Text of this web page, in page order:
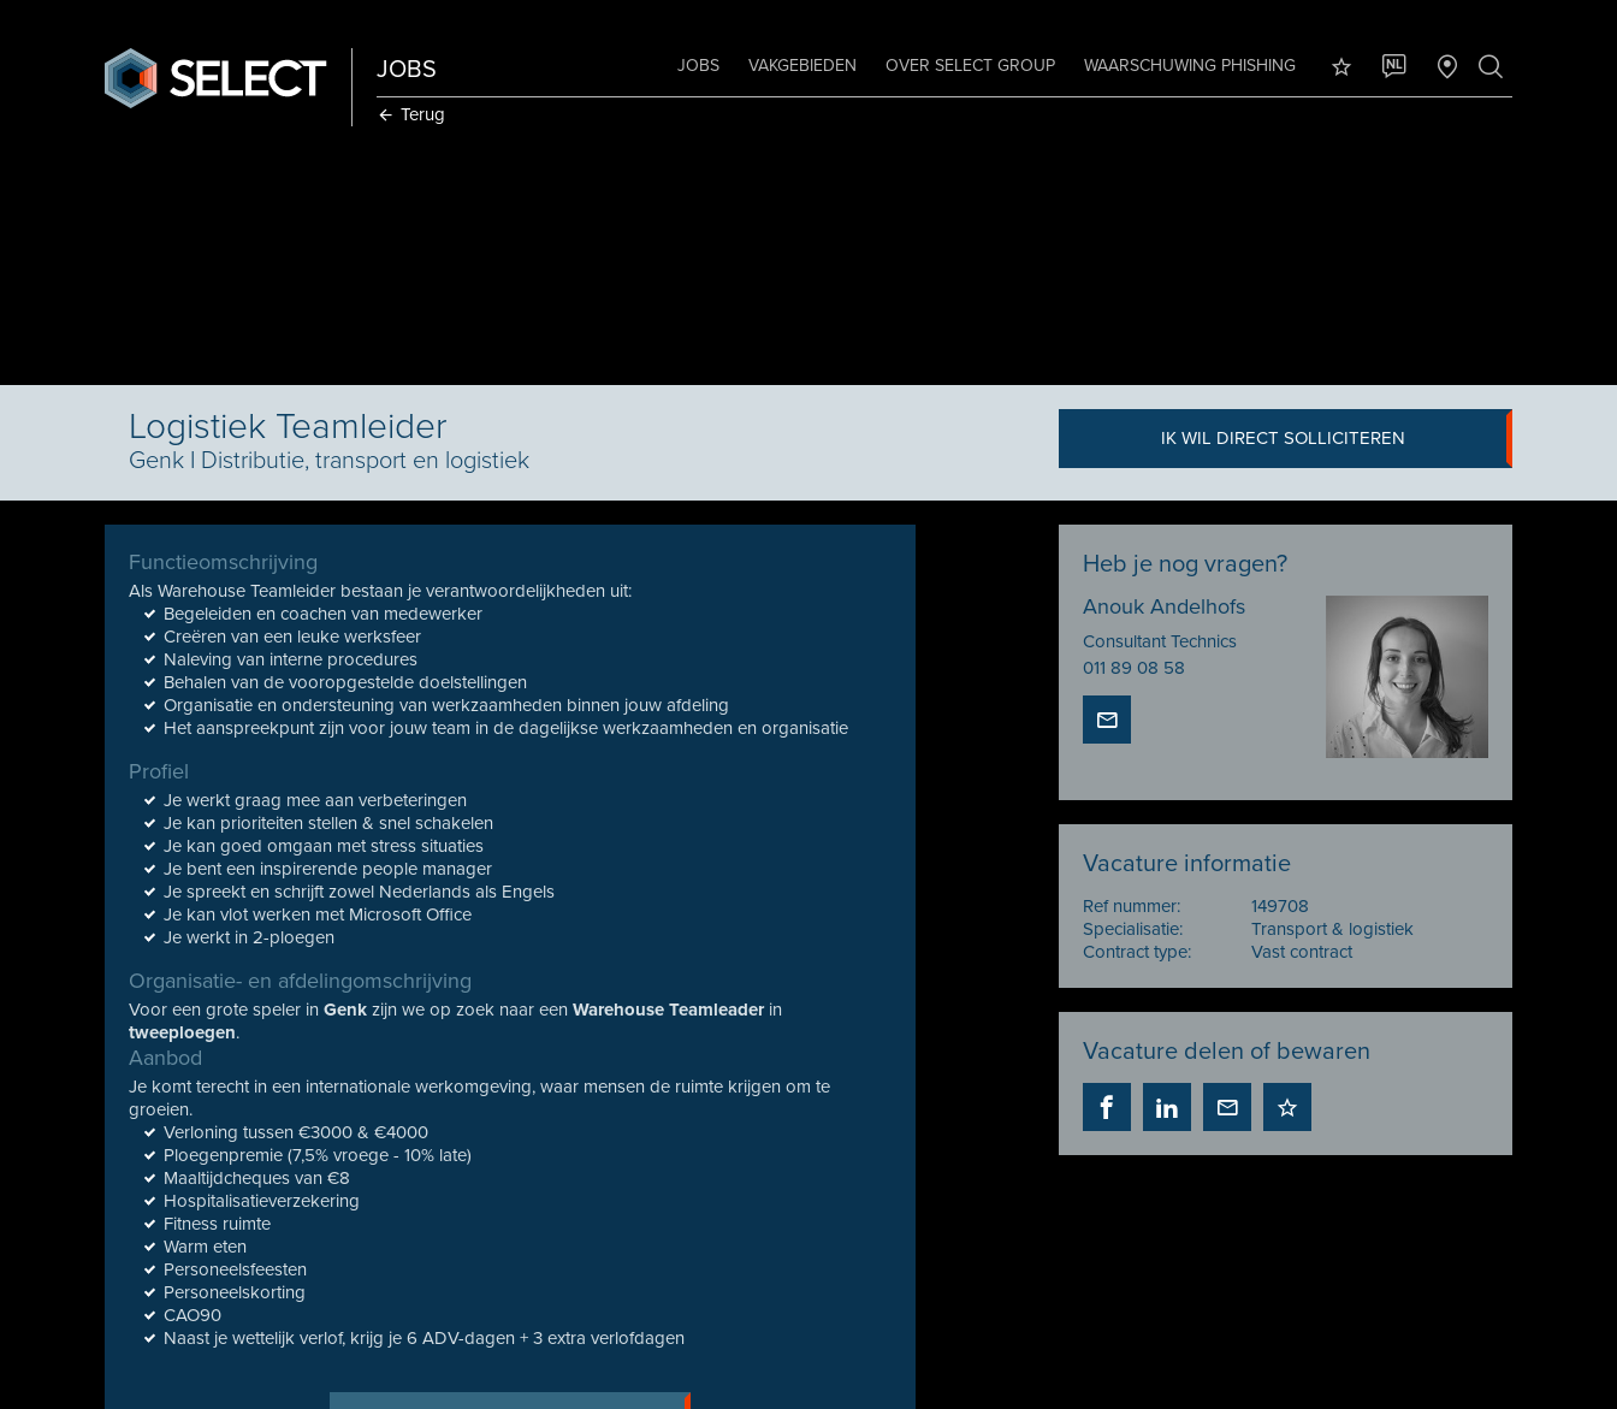
JOBS JOBS VAKGEBIEDEN OVER SELECT GROUP WAARSCHUWING PHISHING NL
Terug
Logistiek Teamleider
Genk I Distributie, transport en logistiek
IK WIL DIRECT SOLLICITEREN
Functieomschrijving
Als Warehouse Teamleider bestaan je verantwoordelijkheden uit:
Begeleiden en coachen van medewerker
Creëren van een leuke werksfeer
Naleving van interne procedures
Behalen van de vooropgestelde doelstellingen
Organisatie en ondersteuning van werkzaamheden binnen jouw afdeling
Het aanspreekpunt zijn voor jouw team in de dagelijkse werkzaamheden en organisatie
Profiel
Je werkt graag mee aan verbeteringen
Je kan prioriteiten stellen & snel schakelen
Je kan goed omgaan met stress situaties
Je bent een inspirerende people manager
Je spreekt en schrijft zowel Nederlands als Engels
Je kan vlot werken met Microsoft Office
Je werkt in 2-ploegen
Organisatie- en afdelingomschrijving
Voor een grote speler inGenkzijn we op zoek naar eenWarehouse Teamleaderin
tweeploegen.
Aanbod
Je komt terecht in een internationale werkomgeving, waar mensen de ruimte krijgen om te
groeien.
Verloning tussen €3000 & €4000
Ploegenpremie (7,5% vroege - 10% late)
Maaltijdcheques van €8
Hospitalisatieverzekering
Fitness ruimte
Warm eten
Personeelsfeesten
Personeelskorting
CAO90
Naast je wettelijk verlof, krijg je 6 ADV-dagen + 3 extra verlofdagen
Heb je nog vragen?
Anouk Andelhofs
Consultant Technics
011 89 08 58
Vacature informatie
Ref nummer:
149708
Specialisatie:
Transport & logistiek
Contract type:
Vast contract
Vacature delen of bewaren